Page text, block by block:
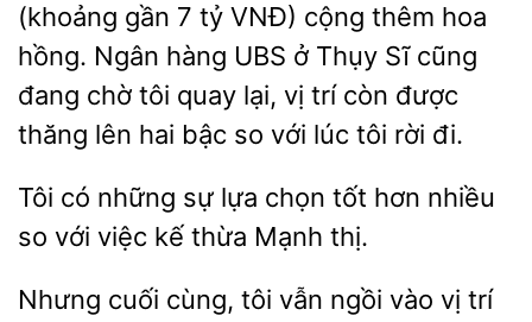
gần 7 tỷ VNĐ) cộng thêm hoa
hồng. Ngân hàng UBS ở Thụy Sĩ cũng
đang chờ tôi quay
vị trí
được
thăng lên hai bậc so với lúc tôi rời đi.
Tôi có những
lựa chọn tốt hơn nhiều
so với việc
thừa Mạnh
Nhưng cuối tôi vẫn ngồi vào
trí